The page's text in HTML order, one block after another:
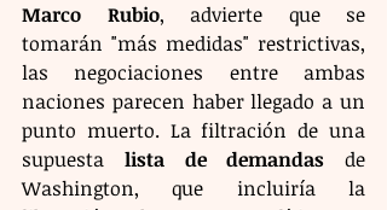
Marco Rubio, advierte que se
tomarán "más medidas" restrictivas,
las negociaciones entre ambas
naciones parecen haber llegado a un
punto muerto. La filtración de una
supuesta lista de demandas de
Washington, que incluiría la